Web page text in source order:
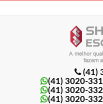
(41)
(41) 3020-
(41) 3020-
(41) 3020-